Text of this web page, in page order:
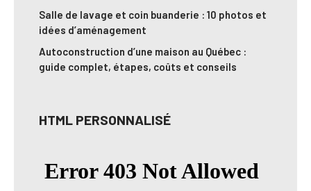
Salle de lavage et coin buanderie : 10 photos et
idées d’aménagement
Autoconstruction d’une maison au Québec :
guide complet, étapes, coûts et conseils
HTML PERSONNALISÉ